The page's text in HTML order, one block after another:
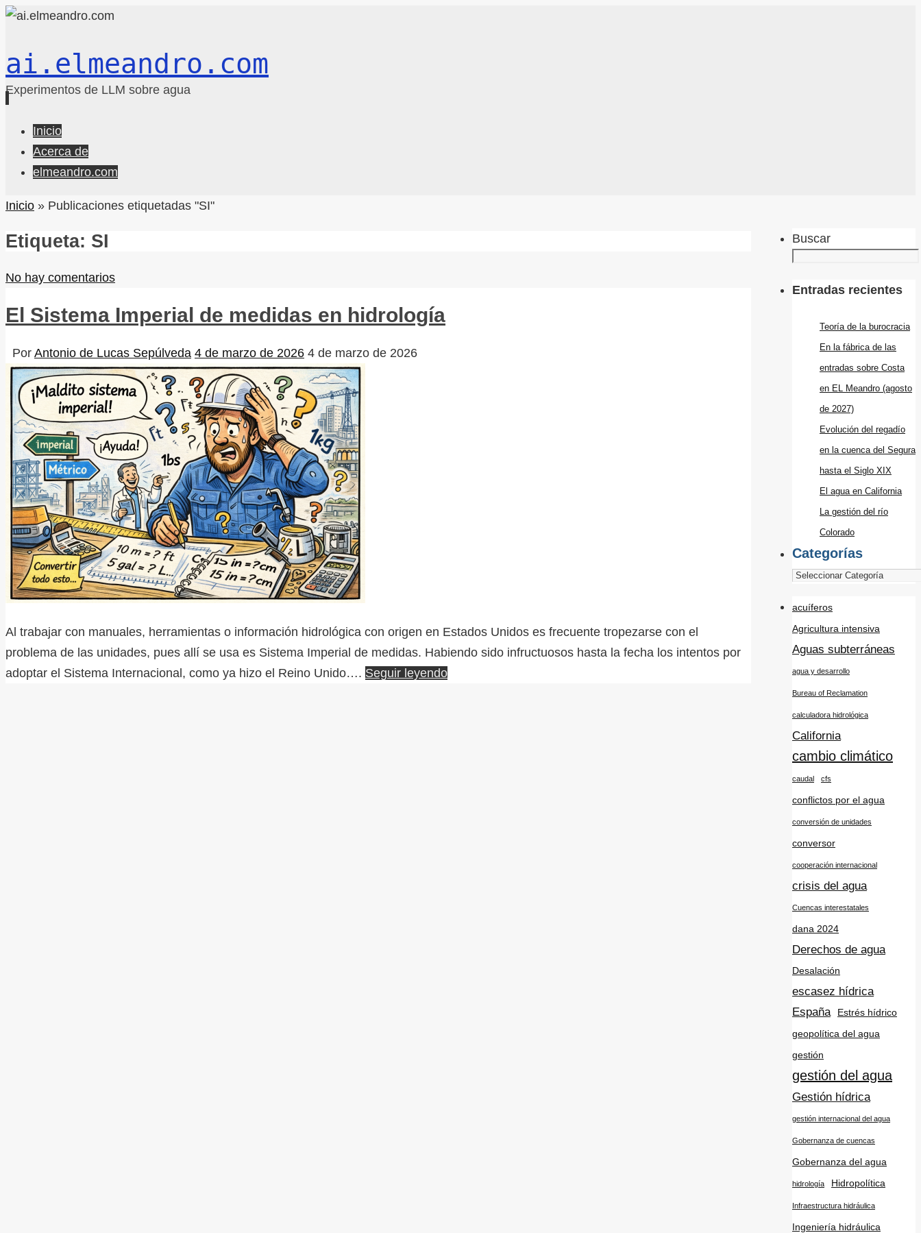
ai.elmeandro.com
Experimentos de LLM sobre agua
contenido
Inicio
Acerca de
elmeandro.com
Inicio » Publicaciones etiquetadas "SI"
Etiqueta: SI
No hay comentarios
El Sistema Imperial de medidas en hidrología
Por Antonio de Lucas Sepúlveda 4 de marzo de 2026 4 de marzo de 2026
Al trabajar con manuales, herramientas o información hidrológica con origen en Estados Unidos es frecuente tropezarse con el
problema de las unidades, pues allí se usa es Sistema Imperial de medidas. Habiendo sido infructuosos hasta la fecha los intentos por
adoptar el Sistema Internacional, como ya hizo el Reino Unido…. Seguir leyendo
Buscar
Entradas recientes
Teoría de la burocracia
En la fábrica de las
entradas sobre Costa
en EL Meandro (agosto
de 2027)
Evolución del regadío
en la cuenca del Segura
hasta el Siglo XIX
El agua en California
La gestión del río
Colorado
Categorías
acuíferos
Agricultura intensiva
Aguas subterráneas
agua y desarrollo
Bureau of Reclamation
calculadora hidrológica
California
cambio climático
caudal cfs
conflictos por el agua
conversión de unidades
conversor
cooperación internacional
crisis del agua
Cuencas interestatales
dana 2024
Derechos de agua
Desalación
escasez hídrica
España
Estrés hídrico
geopolítica del agua
gestión
gestión del agua
Gestión hídrica
gestión internacional del agua
Gobernanza de cuencas
Gobernanza del agua
hidrología Hidropolítica
Infraestructura hidráulica
Ingeniería hidráulica